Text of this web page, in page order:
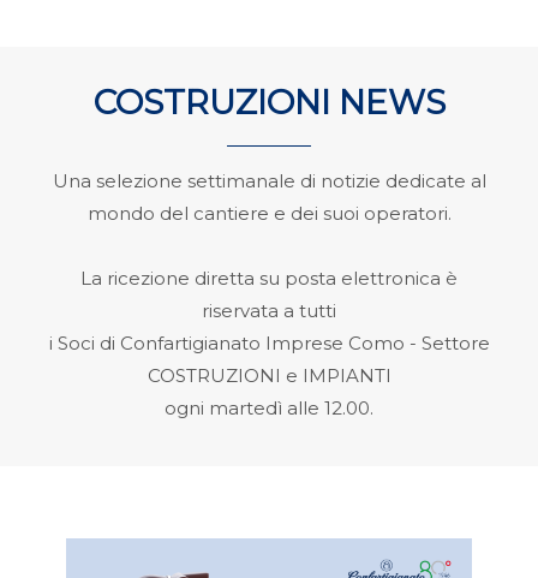
COSTRUZIONI NEWS
Una selezione settimanale di notizie dedicate al
mondo del cantiere e dei suoi operatori.
La ricezione diretta su posta elettronica è
riservata a tutti
i Soci di Confartigianato Imprese Como - Settore
COSTRUZIONI e IMPIANTI
ogni martedì alle 12.00.